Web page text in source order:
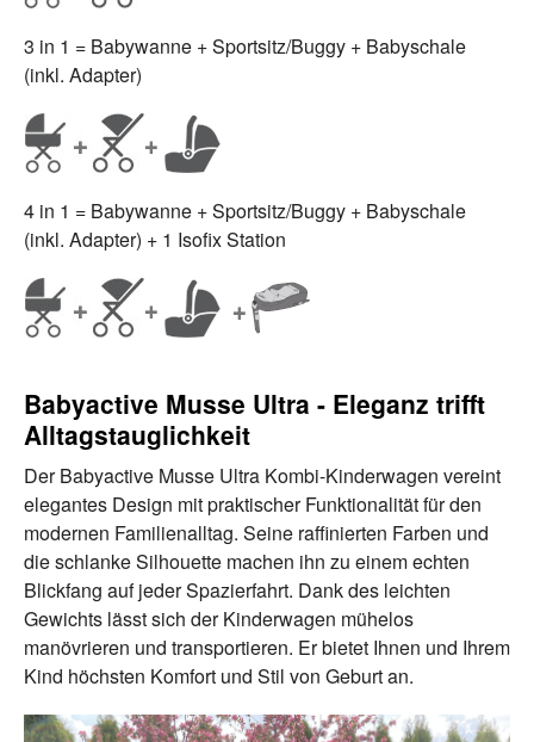
3 in 1 = Babywanne + Sportsitz/Buggy + Babyschale
(inkl. Adapter)
4 in 1 = Babywanne + Sportsitz/Buggy + Babyschale
(inkl. Adapter) + 1 Isofix Station
Babyactive Musse Ultra - Eleganz trifft
Alltagstauglichkeit
Der Babyactive Musse Ultra Kombi-Kinderwagen vereint
elegantes Design mit praktischer Funktionalität für den
modernen Familienalltag. Seine raffinierten Farben und
die schlanke Silhouette machen ihn zu einem echten
Blickfang auf jeder Spazierfahrt. Dank des leichten
Gewichts lässt sich der Kinderwagen mühelos
manövrieren und transportieren. Er bietet Ihnen und Ihrem
Kind höchsten Komfort und Stil von Geburt an.